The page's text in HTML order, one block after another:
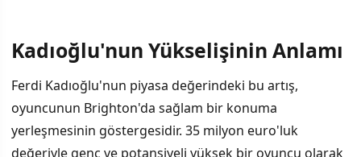
Kadıoğlu'nun Yükselişinin Anlamı
Ferdi Kadıoğlu'nun piyasa değerindeki bu artış,
oyuncunun Brighton'da sağlam bir konuma
yerleşmesinin göstergesidir. 35 milyon euro'luk
değeriyle genç ve potansiyeli yüksek bir oyuncu olarak